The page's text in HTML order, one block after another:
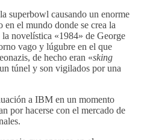
superbowl causando un enorme
el mundo donde se crea la
novelística «1984» de George
vago y lúgubre en el que
de hecho eran «sking
túnel y son vigilados por una
a IBM en un momento
por hacerse con el mercado de